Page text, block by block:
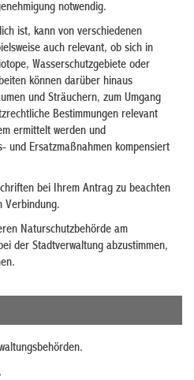
notwendig.
ist, kann von verschiedenen
auch relevant, ob sich in
Wasserschutzgebiete oder
können darüber hinaus
und Sträuchern, zum Umgang
Bestimmungen relevant
ermittelt werden und
und Ersatzmaßnahmen kompensiert
bei Ihrem Antrag zu beachten
Verbindung.
Naturschutzbehörde am
der Stadtverwaltung abzustimmen,